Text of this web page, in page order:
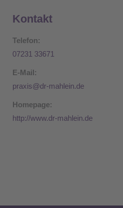
Kontakt
Telefon:
07231 33671
E-Mail:
praxis@dr-mahlein.de
Homepage:
http://www.dr-mahlein.de